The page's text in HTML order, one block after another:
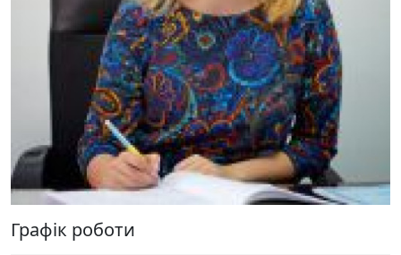
Графік роботи